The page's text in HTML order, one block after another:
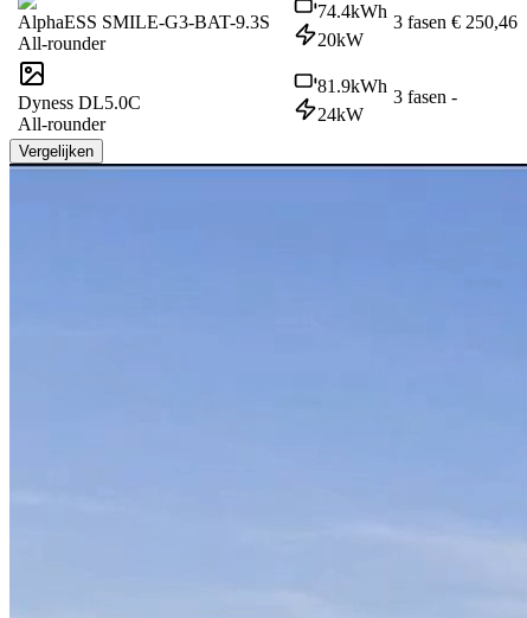
AlphaESS SMILE-G3-BAT-9.3S
All-rounder
74.4kWh
20kW
3 fasen € 250,46
Dyness DL5.0C
All-rounder
81.9kWh
24kW
3 fasen -
Vergelijken